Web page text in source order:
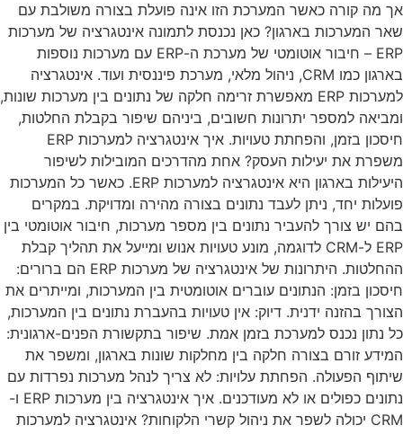
אך מה קורה כאשר המערכת הזו אינה פועלת בצורה משולבת עם
שאר המערכות בארגון? כאן נכנסת לתמונה אינטגרציה של מערכות
ERP – חיבור אוטומטי של מערכת ה-ERP עם מערכות נוספות
בארגון כמו CRM, ניהול מלאי, מערכת פיננסית ועוד. אינטגרציה
למערכות ERP מאפשרת זרימה חלקה של נתונים בין מערכות שונות,
ומביאה למספר יתרונות חשובים, ביניהם שיפור בקבלת החלטות,
חיסכון בזמן, והפחתת טעויות. איך אינטגרציה למערכות ERP
משפרת את יעילות העסק? אחת מהדרכים המובילות לשיפור
היעילות בארגון היא אינטגרציה למערכות ERP. כאשר כל המערכות
פועלות יחד, ניתן לעבד נתונים בצורה מהירה ומדויקת. במקרים
בהם יש צורך להעביר נתונים בין מספר מערכות, חיבור אוטומטי בין
ERP ל-CRM לדוגמה, מונע טעויות אנוש ומייעל את תהליך קבלת
ההחלטות. היתרונות של אינטגרציה של מערכות ERP הם ברורים:
חיסכון בזמן: הנתונים עוברים אוטומטית בין המערכות, ומייתרים את
הצורך בהזנה ידנית. דיוק: אין טעויות בהעברת נתונים בין המערכות,
כל נתון נכנס למערכת בזמן אמת. שיפור בתקשורת הפנים-ארגונית:
המידע זורם בצורה חלקה בין מחלקות שונות בארגון, ומשפר את
שיתוף הפעולה. הפחתת עלויות: לא צריך לנהל מערכות נפרדות עם
נתונים כפולים או לא מעודכנים. איך אינטגרציה בין מערכות ERP ו-
CRM יכולה לשפר את ניהול קשרי הלקוחות? אינטגרציה למערכות